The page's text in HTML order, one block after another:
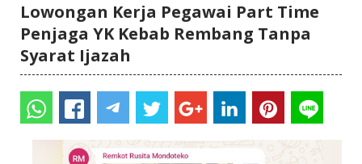
Lowongan Kerja Pegawai Part Time
Penjaga YK Kebab Rembang Tanpa
Syarat Ijazah